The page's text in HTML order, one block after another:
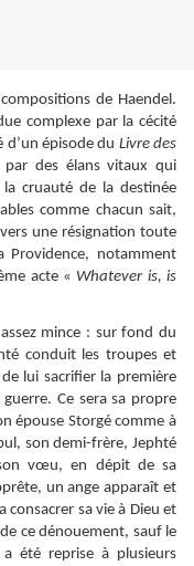
de Haendel.
complexe par la cécité
d’un épisode du Livre des
par des élans vitaux qui
cruauté de la destinée
comme chacun sait,
une résignation toute
Providence, notamment
acte « Whatever is, is
mince : sur fond du
conduit les troupes et
lui sacrifier la première
Ce sera sa propre
épouse Storgé comme à
son demi-frère, Jephté
vœu, en dépit de sa
un ange apparaît et
consacrer sa vie à Dieu et
ce dénouement, sauf le
a été reprise à plusieurs